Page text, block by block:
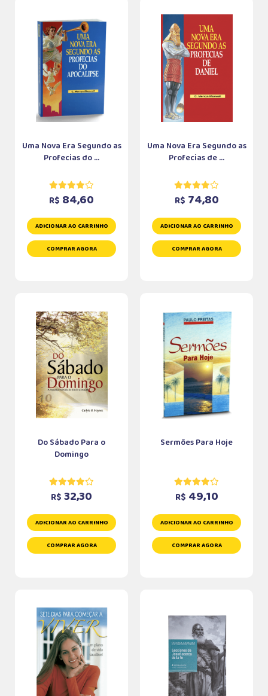
Uma Nova Era Segundo as
Profecias do ...
R$ 84,60
ADICIONAR AO CARRINHO
COMPRAR AGORA
Uma Nova Era Segundo as
Profecias de ...
R$ 74,80
ADICIONAR AO CARRINHO
COMPRAR AGORA
Do Sábado Para o
Domingo
R$ 32,30
ADICIONAR AO CARRINHO
COMPRAR AGORA
Sermões Para Hoje
R$ 49,10
ADICIONAR AO CARRINHO
COMPRAR AGORA